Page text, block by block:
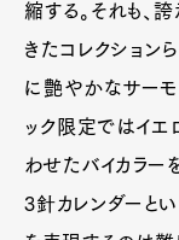
縮する。それも、
きたコレクション
に艶やかなサーモ
ック限定ではイエ
わせたバイカラー
3針カレンダーとい